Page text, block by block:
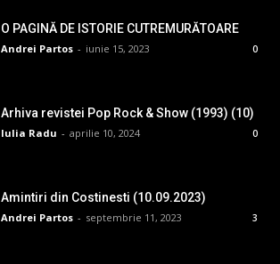
O PAGINĂ DE ISTORIE CUTREMURĂTOARE
Andrei Partos - iunie 15, 2023 0
Arhiva revistei Pop Rock & Show (1993) (10)
Iulia Radu - aprilie 10, 2024 0
Amintiri din Costinesti (10.09.2023)
Andrei Partos - septembrie 11, 2023 3